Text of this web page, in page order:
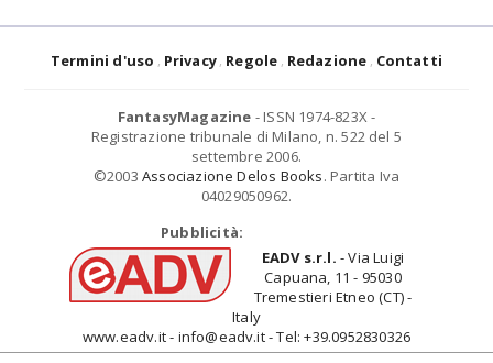
Termini d'uso Privacy Regole Redazione Contatti
FantasyMagazine - ISSN 1974-823X -
Registrazione tribunale di Milano, n. 522 del 5
settembre 2006.
©2003 Associazione Delos Books. Partita Iva
04029050962.
Pubblicità:
EADV s.r.l. - Via Luigi
Capuana, 11 - 95030
Tremestieri Etneo (CT) -
Italy
www.eadv.it - info@eadv.it - Tel: +39.0952830326